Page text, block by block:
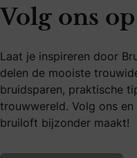
Volg ons
Laat je inspireren door
delen de mooiste
bruidsparen, praktische
trouwwereld. Volg ons
bruiloft bijzonder maakt!